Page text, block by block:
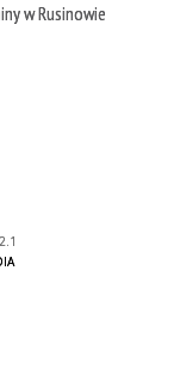
w Rusinowie